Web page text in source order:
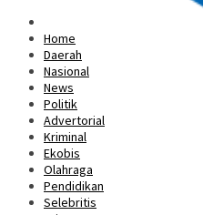
Home
Daerah
Nasional
News
Politik
Advertorial
Kriminal
Ekobis
Olahraga
Pendidikan
Selebritis